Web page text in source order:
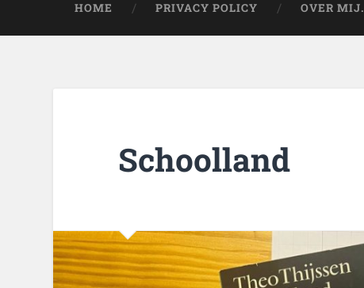
HOME PRIVACY POLICY OVER MIJ.
Schoolland